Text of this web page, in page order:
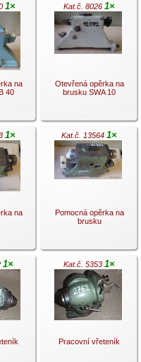
1×
na
40
Kat.č. 8026 1×
Otevřená opěrka na
brusku SWA 10
.
1×
na
Kat.č. 13564 1×
Pomocná opěrka na
brusku
.
1× Kat.č. 5353 1×
Pracovní vřeteník